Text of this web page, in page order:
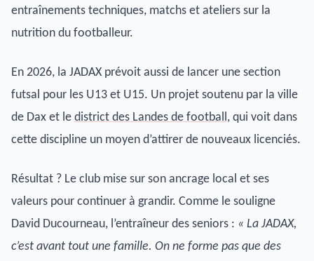
entraînements techniques, matchs et ateliers sur la
nutrition du footballeur.
En 2026, la JADAX prévoit aussi de lancer une section
futsal pour les U13 et U15. Un projet soutenu par la ville
de Dax et le district des Landes de football, qui voit dans
cette discipline un moyen d’attirer de nouveaux licenciés.
Résultat ? Le club mise sur son ancrage local et ses
valeurs pour continuer à grandir. Comme le souligne
David Ducourneau, l’entraîneur des seniors : « La JADAX,
c’est avant tout une famille. On ne forme pas que des